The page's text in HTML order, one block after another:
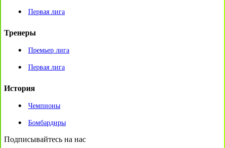
Первая лига
Тренеры
Премьер лига
Первая лига
История
Чемпионы
Бомбардиры
Подписывайтесь на нас